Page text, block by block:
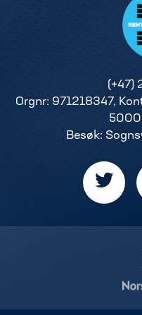
(+47)
Orgnr: 971218347,
Besøk: